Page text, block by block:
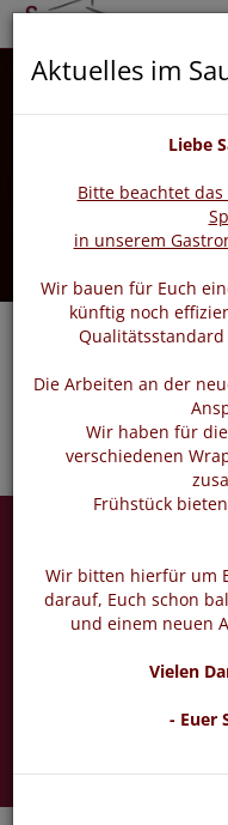
zurück
für
Sport im
Donnerstag
11.02.2027
Aktuelles im
Liebe
Bitte beachtet
in unserem
Wir bauen für Euch
künftig noch
Die Arbeiten an der
Wir haben für
verschiedenen
Frühstück
Wir bitten hierfür um
darauf, Euch schon
und einem neuen
Vielen
- Euer